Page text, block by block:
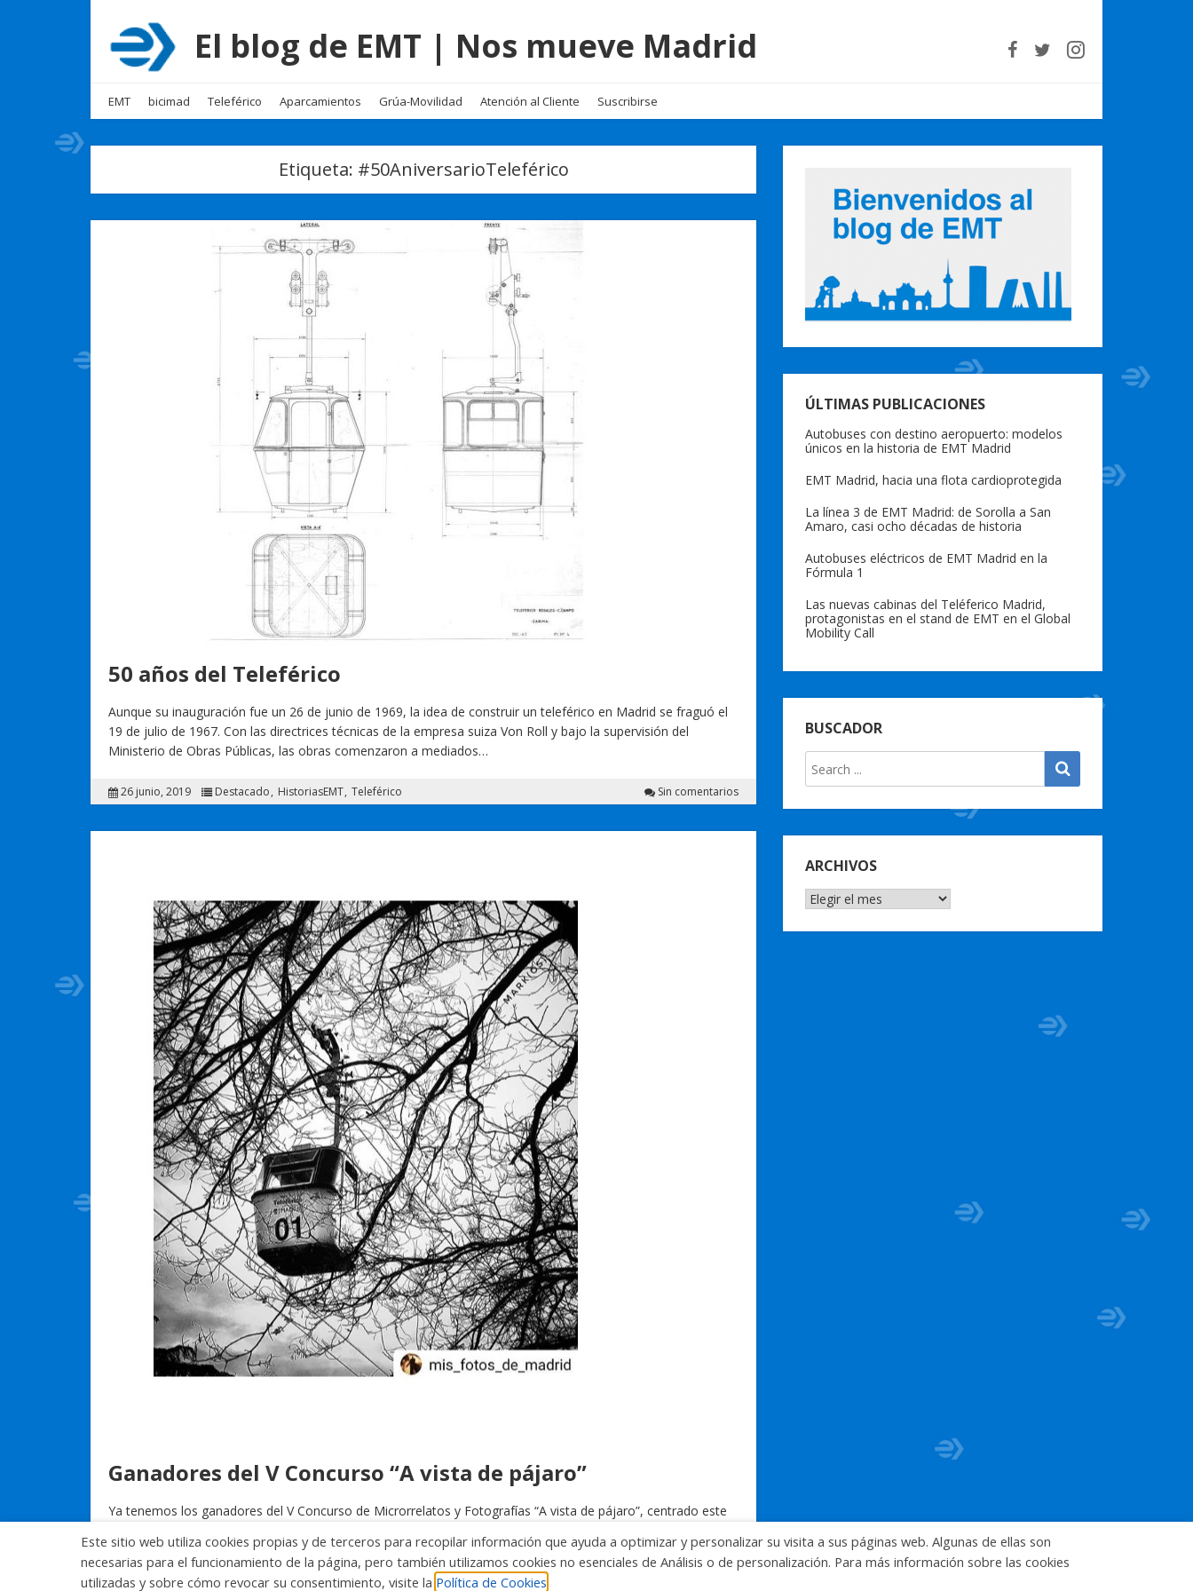
El blog de EMT | Nos mueve Madrid
EMT bicimad Teleférico Aparcamientos Grúa-Movilidad Atención al Cliente Suscribirse
Etiqueta: #50AniversarioTeleférico
50 años del Teleférico
Aunque su inauguración fue un 26 de junio de 1969, la idea de construir un teleférico en Madrid se fraguó el
19 de julio de 1967. Con las directrices técnicas de la empresa suiza Von Roll y bajo la supervisión del
Ministerio de Obras Públicas, las obras comenzaron a mediados…
26 junio, 2019 Destacado HistoriasEMT Teleférico Sin comentarios
Ganadores del V Concurso “A vista de pájaro”
Ya tenemos los ganadores del V Concurso de Microrrelatos y Fotografías “A vista de pájaro”, centrado este
Instagram os la mostramos acompañando este post, cuyo autor es @mis_fotos_de_madrid Y en el…
ÚLTIMAS PUBLICACIONES
Autobuses con destino aeropuerto: modelos
únicos en la historia de EMT Madrid
EMT Madrid, hacia una flota cardioprotegida
La línea 3 de EMT Madrid: de Sorolla a San
Amaro, casi ocho décadas de historia
Autobuses eléctricos de EMT Madrid en la
Fórmula 1
Las nuevas cabinas del Teléferico Madrid,
protagonistas en el stand de EMT en el Global
Mobility Call
BUSCADOR
ARCHIVOS
ARCHIVOS
Este sitio web utiliza cookies propias y de terceros para recopilar información que ayuda a optimizar y personalizar su visita a sus páginas web. Algunas de ellas son
necesarias para el funcionamiento de la página, pero también utilizamos cookies no esenciales de Análisis o de personalización. Para más información sobre las cookies
utilizadas y sobre cómo revocar su consentimiento, visite la Política de Cookies